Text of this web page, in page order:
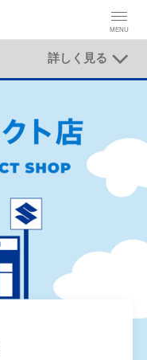
MENU
詳しく見る